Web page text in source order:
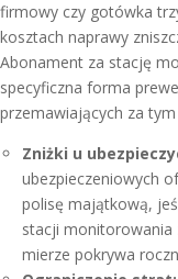
firmowy czy gotówka
kosztach naprawy
Abonament za stację
specyficzna forma
przemawiających za
Zniżki u
ubezpieczeniowych
polisę majątkową,
stacji monitorowania
mierze pokrywa